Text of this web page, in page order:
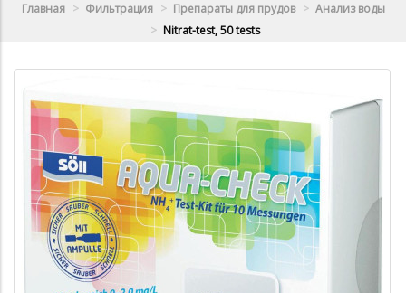
Главная Фильтрация Препараты для прудов
Анализ воды
Nitrat-test, 50 tests